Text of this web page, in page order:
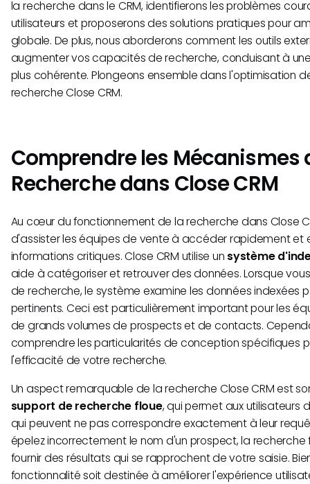
la recherche dans le CRM, identifierons les problèmes
utilisateurs et proposerons des solutions pratiques pour
globale. De plus, nous aborderons comment les outils
augmenter vos capacités de recherche, conduisant à
plus cohérente. Plongeons ensemble dans l'optimisation
recherche Close CRM.
Comprendre les Mécanismes
Recherche dans Close CRM
Au cœur du fonctionnement de la recherche dans Close
d'assister les équipes de vente à accéder rapidement et
informations critiques. Close CRM utilise unsystème
aide à catégoriser et retrouver des données. Lorsque
de recherche, le système examine les données indexées
pertinents. Ceci est particulièrement important pour les
de grands volumes de prospects et de contacts.
comprendre les particularités de conception spécifiques
l'efficacité de votre recherche.
Un aspect remarquable de la recherche Close CRM est
support de recherche floue, qui permet aux utilisateurs
qui peuvent ne pas correspondre exactement à leur
épelez incorrectement le nom d'un prospect, la
fournir des résultats qui se rapprochent de votre saisie.
fonctionnalité soit destinée à améliorer l'expérience